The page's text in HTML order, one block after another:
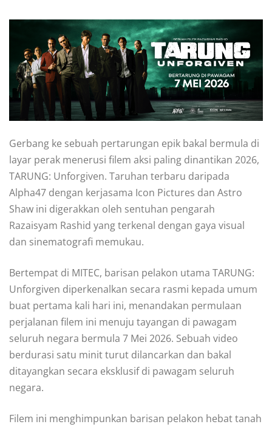
Gerbang ke sebuah pertarungan epik bakal bermula di
layar perak menerusi filem aksi paling dinantikan 2026,
TARUNG: Unforgiven. Taruhan terbaru daripada
Alpha47 dengan kerjasama Icon Pictures dan Astro
Shaw ini digerakkan oleh sentuhan pengarah
Razaisyam Rashid yang terkenal dengan gaya visual
dan sinematografi memukau.
Bertempat di MITEC, barisan pelakon utama TARUNG:
Unforgiven diperkenalkan secara rasmi kepada umum
buat pertama kali hari ini, menandakan permulaan
perjalanan filem ini menuju tayangan di pawagam
seluruh negara bermula 7 Mei 2026. Sebuah video
berdurasi satu minit turut dilancarkan dan bakal
ditayangkan secara eksklusif di pawagam seluruh
negara.
Filem ini menghimpunkan barisan pelakon hebat tanah